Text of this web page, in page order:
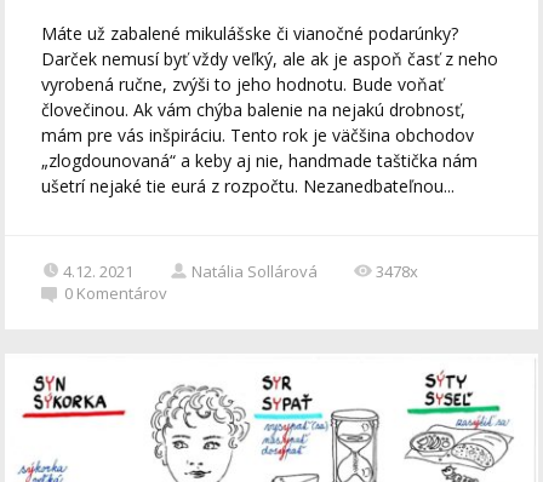
Máte už zabalené mikulášske či vianočné podarúnky?
Darček nemusí byť vždy veľký, ale ak je aspoň časť z neho
vyrobená ručne, zvýši to jeho hodnotu. Bude voňať
človečinou. Ak vám chýba balenie na nejakú drobnosť,
mám pre vás inšpiráciu. Tento rok je väčšina obchodov
„zlogdounovaná“ a keby aj nie, handmade taštička nám
ušetrí nejaké tie eurá z rozpočtu. Nezanedbateľnou...
4.12. 2021 Natália Sollárová
3478x
0 Komentárov